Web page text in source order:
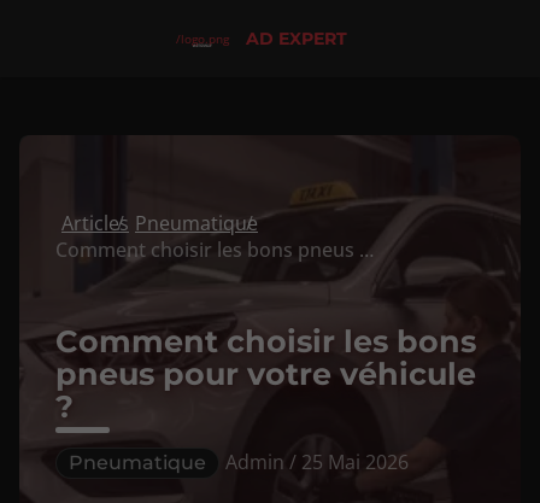
/logo.png AD EXPERT
Articles Pneumatique
Comment choisir les bons pneus pour votre véhicule ?
Comment choisir les bons
pneus pour votre véhicule
?
Pneumatique Admin / 25 Mai 2026